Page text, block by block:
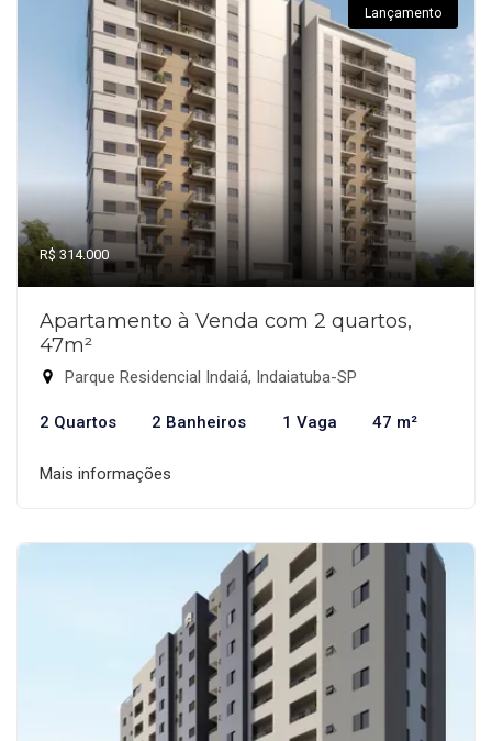
Lançamento
R$ 314.000
Apartamento à Venda com 2 quartos,
47m²
Parque Residencial Indaiá, Indaiatuba-SP
2 Quartos 2 Banheiros 1 Vaga 47 m²
Mais informações